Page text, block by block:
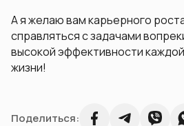
А я желаю вам карьерного
справляться с задачами
высокой эффективности
жизни!
Поделиться: